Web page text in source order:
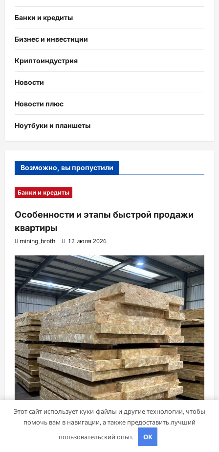
Банки и кредиты
Бизнес и инвестиции
Криптоиндустрия
Новости
Новости плюс
Ноутбуки и планшеты
Возможно, вы пропустили
Банки и кредиты
Особенности и этапы быстрой продажи
квартиры
mining_broth 12 июля 2026
Этот сайт использует куки-файлы и другие технологии, чтобы
помочь вам в навигации, а также предоставить лучший
пользовательский опыт.
OK